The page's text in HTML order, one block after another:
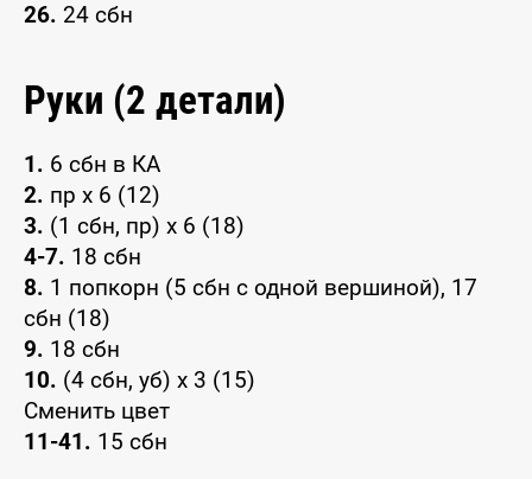
26. 24 сбн
Руки (2 детали)
1. 6 сбн в КА
2. пр x 6 (12)
3. (1 сбн, пр) x 6 (18)
4-7. 18 сбн
8. 1 попкорн (5 сбн с одной вершиной), 17
сбн (18)
9. 18 сбн
10. (4 сбн, уб) x 3 (15)
Сменить цвет
11-41. 15 сбн